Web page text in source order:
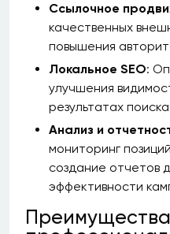
Ссылочное
качественных
повышения
Локальное SEO:
улучшения
результатах
Анализ и
мониторинг
создание отчетов
эффективности
Преимущества